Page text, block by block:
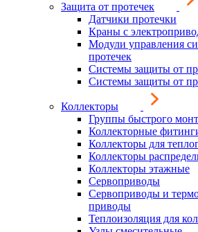
Защита от протечек
Датчики протечки
Краны с
Модули управления
протечек
Системы защиты от
Системы защиты от
Коллекторы
Группы быстрого
Коллекторные
Коллекторы для
Коллекторы
Коллекторы этажные
Сервоприводы
Сервоприводы и
приводы
Теплоизоляция для